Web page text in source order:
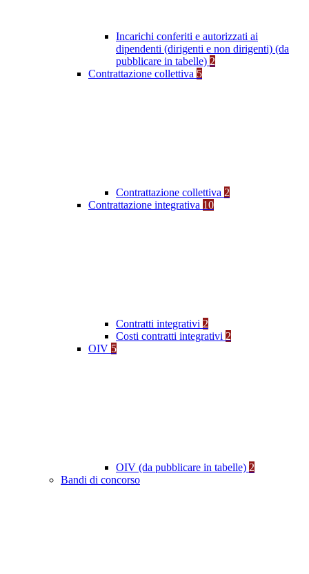
Incarichi conferiti e autorizzati ai
dipendenti (dirigenti e non dirigenti) (da
pubblicare in tabelle) 2
Contrattazione collettiva 5
Contrattazione collettiva 2
Contrattazione integrativa 10
Contratti integrativi 2
Costi contratti integrativi 2
OIV 5
OIV (da pubblicare in tabelle) 2
Bandi di concorso